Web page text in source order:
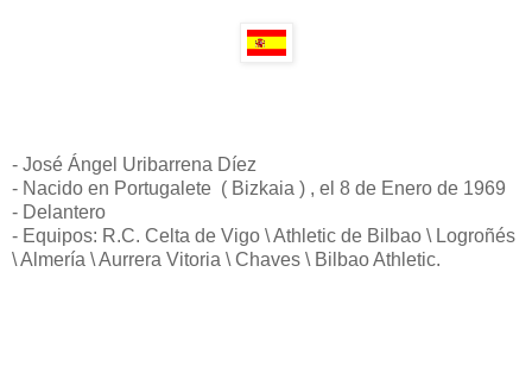
- José Ángel Uribarrena Díez
- Nacido en Portugalete ( Bizkaia ) , el 8 de Enero de 1969
- Delantero
- Equipos: R.C. Celta de Vigo \ Athletic de Bilbao \ Logroñés
\ Almería \ Aurrera Vitoria \ Chaves \ Bilbao Athletic.